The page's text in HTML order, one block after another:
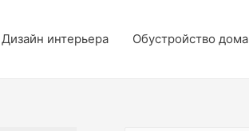
Дизайн интерьера Обустройство дома